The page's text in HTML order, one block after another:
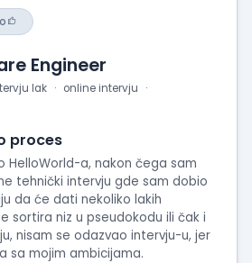
Engineer
lak
online intervju
proces
HelloWorld-a, nakon čega sam
tehnički intervju gde sam dobio
da će dati nekoliko lakih
sortira niz u pseudokodu ili čak i
nisam se odazvao intervju-u, jer
sa mojim ambicijama.